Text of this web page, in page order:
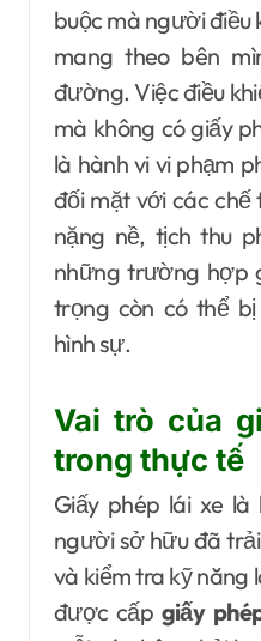
buộc mà người điều
mang theo bên
đường. Việc điều
mà không có giấy
là hành vi vi phạm
đối mặt với các chế
nặng nề, tịch thu
những trường hợp
trọng còn có thể
hình sự.
Vai trò của
trong thực tế
Giấy phép lái xe
người sở hữu đã
và kiểm tra kỹ năng
được cấp giấy